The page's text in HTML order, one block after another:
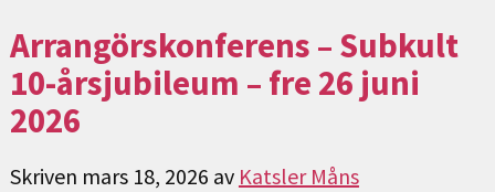
Arrangörskonferens – Subkult
10-årsjubileum – fre 26 juni
2026
Skriven mars 18, 2026 av Katsler Måns